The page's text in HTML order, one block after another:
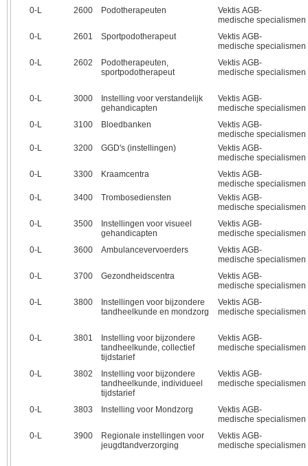
0‑L 2600 Podotherapeuten
Vektis AGB-
medische specialismen
0‑L
2601 Sportpodotherapeut
Vektis AGB-
medische specialismen
0‑L
2602
Podotherapeuten,
sportpodotherapeut
Vektis AGB-
medische specialismen
0‑L 3000
Instelling voor verstandelijk
gehandicapten
Vektis AGB-
medische specialismen
0‑L
3100 Bloedbanken
Vektis AGB-
medische specialismen
0‑L
3200 GGD's (instellingen)
Vektis AGB-
medische specialismen
0‑L
3300 Kraamcentra
Vektis AGB-
medische specialismen
0‑L
3400 Trombosediensten
Vektis AGB-
medische specialismen
0‑L
3500
Instellingen voor visueel
gehandicapten
Vektis AGB-
medische specialismen
0‑L
3600 Ambulancevervoerders
Vektis AGB-
medische specialismen
0‑L
3700 Gezondheidscentra
Vektis AGB-
medische specialismen
0‑L
3800
Instellingen voor bijzondere
tandheelkunde en mondzorg
Vektis AGB-
medische specialismen
0‑L 3801
Instelling voor bijzondere
tandheelkunde, collectief
tijdstarief
Vektis AGB-
medische specialismen
0‑L 3802
Instelling voor bijzondere
tandheelkunde, individueel
tijdstarief
Vektis AGB-
medische specialismen
0‑L 3803 Instelling voor Mondzorg
Vektis AGB-
medische specialismen
0‑L
3900
Regionale instellingen voor
jeugdtandverzorging
Vektis AGB-
medische specialismen